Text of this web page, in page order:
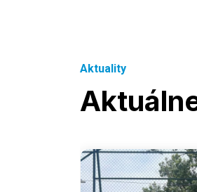
Aktuality